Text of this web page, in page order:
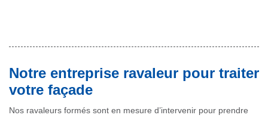
Notre entreprise ravaleur pour traiter
votre façade
Nos ravaleurs formés sont en mesure d’intervenir pour prendre